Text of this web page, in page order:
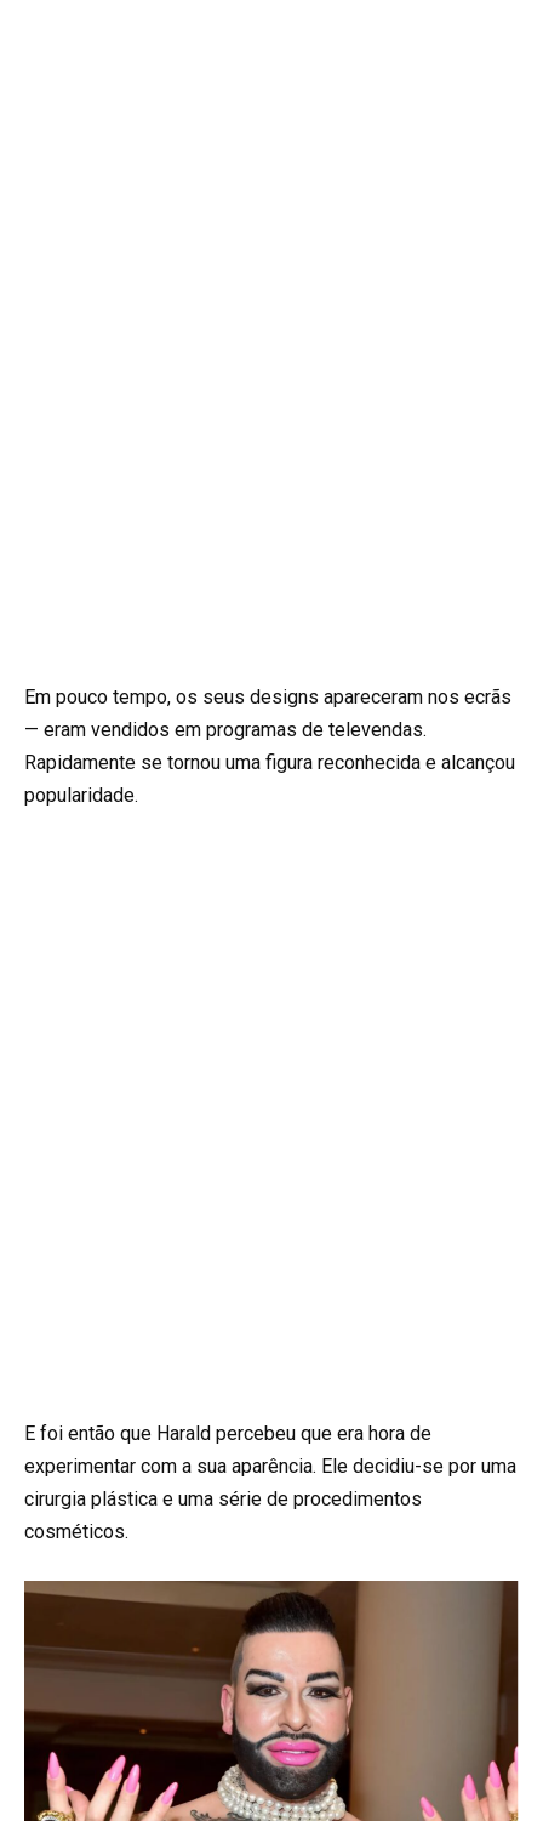
Em pouco tempo, os seus designs apareceram nos ecrãs
— eram vendidos em programas de televendas.
Rapidamente se tornou uma figura reconhecida e alcançou
popularidade.
E foi então que Harald percebeu que era hora de
experimentar com a sua aparência. Ele decidiu-se por uma
cirurgia plástica e uma série de procedimentos
cosméticos.